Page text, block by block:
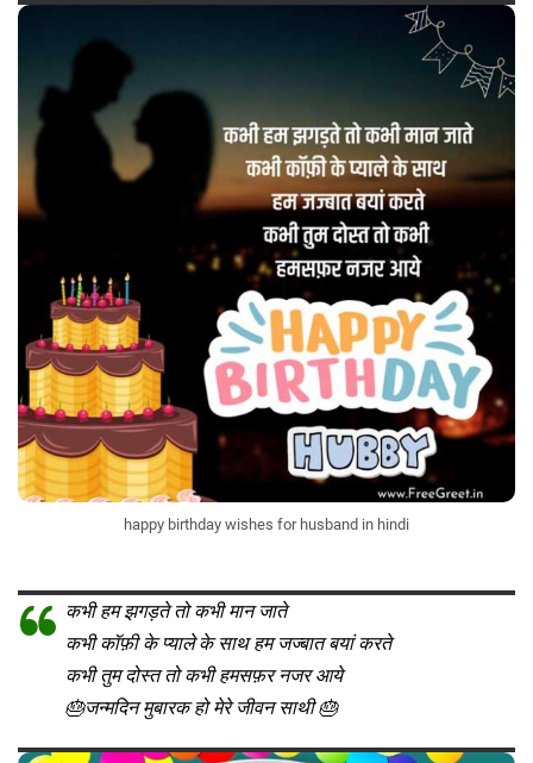
happy birthday wishes for husband in hindi
कभी हम झगड़ते तो कभी मान जाते
कभी कॉफ़ी के प्याले के साथ हम जज्बात बयां करते
कभी तुम दोस्त तो कभी हमसफ़र नजर आये
🎂जन्मदिन मुबारक हो मेरे जीवन साथी 🎂